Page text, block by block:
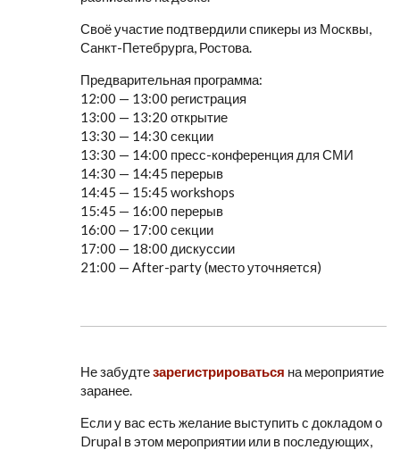
Своё участие подтвердили спикеры из Москвы,
Санкт-Петебрурга, Ростова.
Предварительная программа:
12:00 — 13:00 регистрация
13:00 — 13:20 открытие
13:30 — 14:30 секции
13:30 — 14:00 пресс-конференция для СМИ
14:30 — 14:45 перерыв
14:45 — 15:45 workshops
15:45 — 16:00 перерыв
16:00 — 17:00 секции
17:00 — 18:00 дискуссии
21:00 — After-party (место уточняется)
Не забудтезарегистрироваться на мероприятие
заранее.
Если у вас есть желание выступить с докладом о
Drupal в этом мероприятии или в последующих,